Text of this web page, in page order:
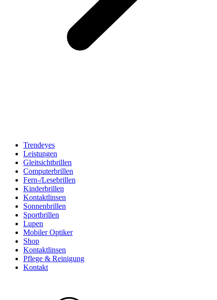
Trendeyes
Leistungen
Gleitsichtbrillen
Computerbrillen
Fern-/Lesebrillen
Kinderbrillen
Kontaktlinsen
Sonnenbrillen
Sportbrillen
Lupen
Mobiler Optiker
Shop
Kontaktlinsen
Pflege & Reinigung
Kontakt